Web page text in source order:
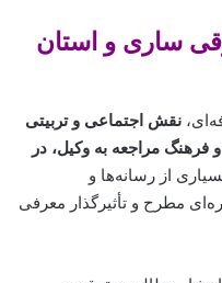
ساری و استان
نقش اجتماعی و تربیتی
مراجعه به وکیل، در
از رسانه‌ها و
مطرح و تأثیرگذار معرفی